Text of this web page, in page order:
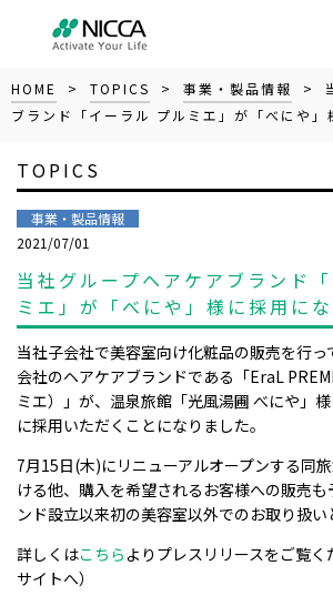
HOME > TOPICS > 事業・製品情報
>
ブランド「イーラル プルミエ」が「べにや」
TOPICS
事業・製品情報
2021/07/01
当社グループヘアケアブランド
ミエ」が「べにや」様に採用に
当社子会社で美容室向け化粧品の販売を行
会社のヘアケアブランドである「EraL
ミエ）」が、温泉旅館「光⾵湯圃 べにや」様
に採用いただくことになりました。
7月15日(木)にリニューアルオープンする同
ける他、購入を希望されるお客様への販売も
ンド設立以来初の美容室以外でのお取り扱い
詳しくはこちら よりプレスリリースをご覧く
サイトへ）